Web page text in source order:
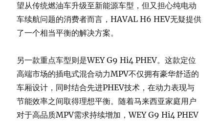
望从传统燃油车升级至新能源车型，但又担心纯电动
车续航问题的消费者而言，HAVAL H6 HEV无疑提供
了一个相当平衡的解决方案。
另一款重点车型则是WEY G9 Hi4 PHEV。这款定位
高端市场的插电式混合动力MPV不仅拥有豪华舒适的
车厢设计，同时结合先进PHEV技术，在动力表现与
节能效率之间取得理想平衡。随着马来西亚家庭用户
对于高品质MPV需求持续增加，WEY G9 Hi4 PHEV